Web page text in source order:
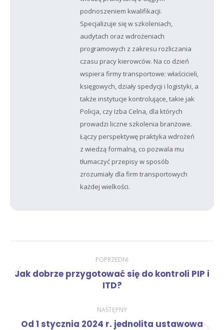
podnoszeniem kwalifikacji.
Specjalizuje się w szkoleniach,
audytach oraz wdrożeniach
programowych z zakresu rozliczania
czasu pracy kierowców. Na co dzień
wspiera firmy transportowe: właścicieli,
księgowych, działy spedycji i logistyki, a
także instytucje kontrolujące, takie jak
Policja, czy Izba Celna, dla których
prowadzi liczne szkolenia branżowe.
Łączy perspektywę praktyka wdrożeń
z wiedzą formalną, co pozwala mu
tłumaczyć przepisy w sposób
zrozumiały dla firm transportowych
każdej wielkości.
Nawigacja
wpisów
POPRZEDNI
Poprzedni
wpis:
Jak dobrze przygotować się do kontroli PIP i
ITD?
NASTĘPNY
Od 1 stycznia 2024 r. jednolita ustawowa